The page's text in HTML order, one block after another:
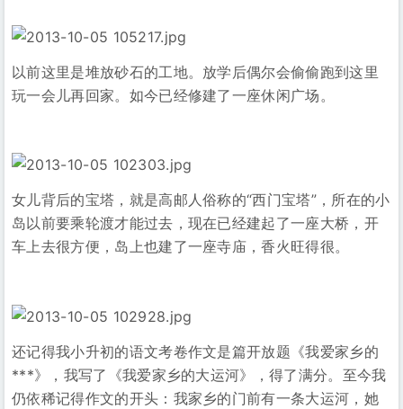
以前这里是堆放砂石的工地。放学后偶尔会偷偷跑到这里
玩一会儿再回家。如今已经修建了一座休闲广场。
女儿背后的宝塔，就是高邮人俗称的“西门宝塔”，所在的小
岛以前要乘轮渡才能过去，现在已经建起了一座大桥，开
车上去很方便，岛上也建了一座寺庙，香火旺得很。
还记得我小升初的语文考卷作文是篇开放题《我爱家乡的
***》，我写了《我爱家乡的大运河》，得了满分。至今我
仍依稀记得作文的开头：我家乡的门前有一条大运河，她